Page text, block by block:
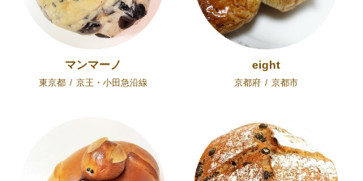
マンマーノ
東京都 / 京王・小田急沿線
eight
京都府 / 京都市